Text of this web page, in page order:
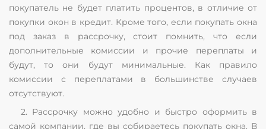
покупатель не будет платить процентов, в отличие от
покупки окон в кредит. Кроме того, если покупать окна
под заказ в рассрочку, стоит помнить, что если
дополнительные комиссии и прочие переплаты и
будут, то они будут минимальные. Как правило
комиссии с переплатами в большинстве случаев
отсутствуют.
2. Рассрочку можно удобно и быстро оформить в
самой компании, где вы собираетесь покупать окна. В